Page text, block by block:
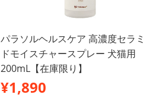
パラソルヘルスケア 高濃度セラミ
ドモイスチャースプレー 犬猫用
200mL【在庫限り】
¥1,890